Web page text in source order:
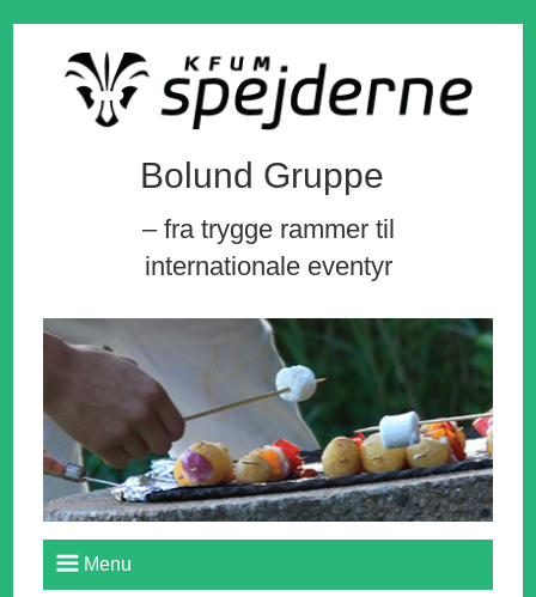
Bolund Gruppe
– fra trygge rammer til
internationale eventyr
Menu